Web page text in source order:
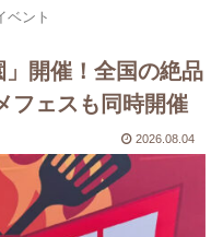
ベント
」開催！全国の絶品
フェスも同時開催
2026.08.04